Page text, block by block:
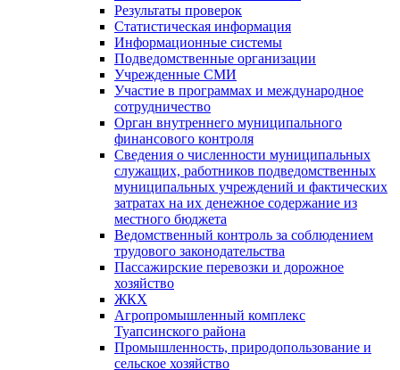
Результаты проверок
Статистическая информация
Информационные системы
Подведомственные организации
Учрежденные СМИ
Участие в программах и международное
сотрудничество
Орган внутреннего муниципального
финансового контроля
Сведения о численности муниципальных
служащих, работников подведомственных
муниципальных учреждений и фактических
затратах на их денежное содержание из
местного бюджета
Ведомственный контроль за соблюдением
трудового законодательства
Пассажирские перевозки и дорожное
хозяйство
ЖКХ
Агропромышленный комплекс
Туапсинского района
Промышленность, природопользование и
сельское хозяйство